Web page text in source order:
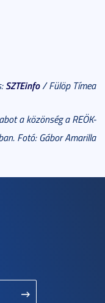
SZTEinfo/ Fülöp Tímea
a közönség a REÖK-
Fotó: Gábor Amarilla